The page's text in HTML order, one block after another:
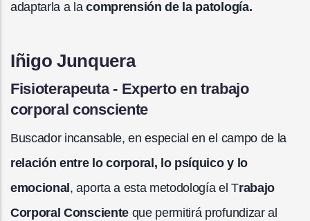
adaptarla a lacomprensión de la patología.
Iñigo Junquera
Fisioterapeuta - Experto en trabajo
corporal consciente
Buscador incansable, en especial en el campo de la
relación entre lo corporal, lo psíquico y lo
emocional , aporta a esta metodología el Trabajo
Corporal Conscienteque permitirá profundizar al